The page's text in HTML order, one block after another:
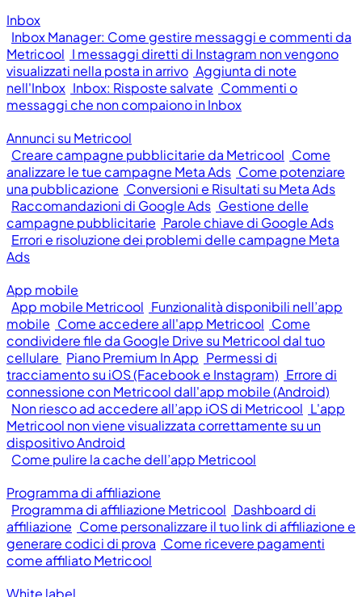
Inbox
Inbox Manager: Come gestire messaggi e commenti da
Metricool I messaggi diretti di Instagram non vengono
visualizzati nella posta in arrivo Aggiunta di note
nell'Inbox Inbox: Risposte salvate Commenti o
messaggi che non compaiono in Inbox
Annunci su Metricool
Creare campagne pubblicitarie da Metricool Come
analizzare le tue campagne Meta Ads Come potenziare
una pubblicazione Conversioni e Risultati su Meta Ads
Raccomandazioni di Google Ads Gestione delle
campagne pubblicitarie Parole chiave di Google Ads
Errori e risoluzione dei problemi delle campagne Meta
Ads
App mobile
App mobile Metricool Funzionalità disponibili nell’app
mobile Come accedere all'app Metricool Come
condividere file da Google Drive su Metricool dal tuo
cellulare Piano Premium In App Permessi di
tracciamento su iOS (Facebook e Instagram) Errore di
connessione con Metricool dall'app mobile (Android)
Non riesco ad accedere all’app iOS di Metricool L'app
Metricool non viene visualizzata correttamente su un
dispositivo Android
Come pulire la cache dell’app Metricool
Programma di affiliazione
Programma di affiliazione Metricool Dashboard di
affiliazione Come personalizzare il tuo link di affiliazione e
generare codici di prova Come ricevere pagamenti
come affiliato Metricool
White label